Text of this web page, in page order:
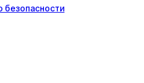
безопасности